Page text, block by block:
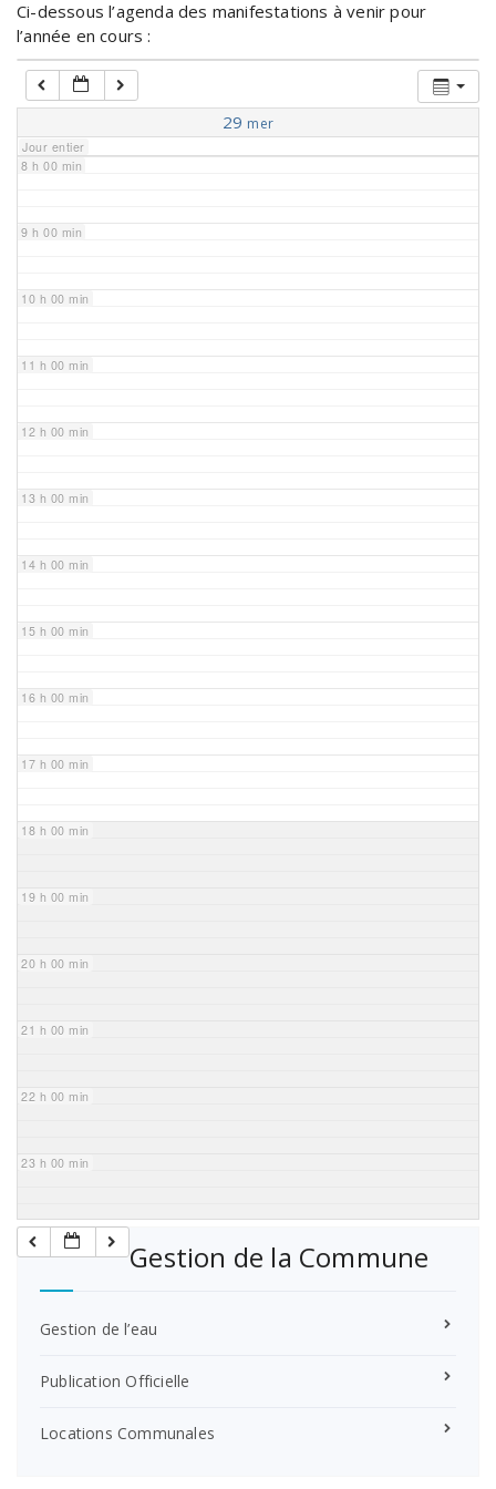
Ci-dessous l’agenda des manifestations à venir pour
l’année en cours :
29 mer
Jour entier
6 h 00 min
7 h 00 min
8 h 00 min
9 h 00 min
10 h 00 min
11 h 00 min
12 h 00 min
13 h 00 min
14 h 00 min
15 h 00 min
16 h 00 min
17 h 00 min
18 h 00 min
19 h 00 min
20 h 00 min
21 h 00 min
22 h 00 min
23 h 00 min
Gestion de la Commune
Gestion de l’eau
Publication Officielle
Locations Communales